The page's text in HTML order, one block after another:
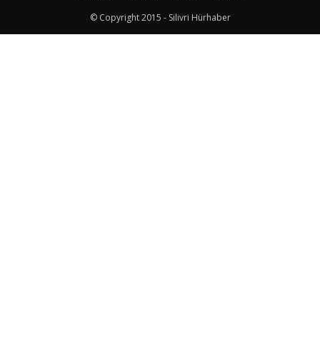
© Copyright 2015 - Silivri Hürhaber